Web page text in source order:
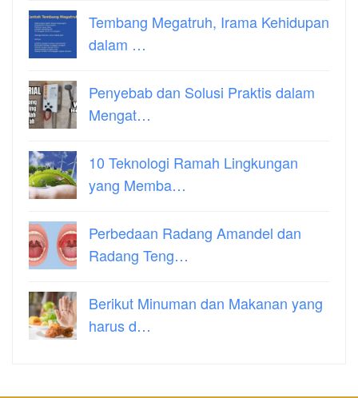
Tembang Megatruh, Irama Kehidupan
dalam …
Penyebab dan Solusi Praktis dalam
Mengat…
10 Teknologi Ramah Lingkungan
yang Memba…
Perbedaan Radang Amandel dan
Radang Teng…
Berikut Minuman dan Makanan yang
harus d…